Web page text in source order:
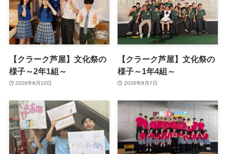
【クラーク芦屋】文化祭の
様子～2年1組～
2026年8月10日
【クラーク芦屋】文化祭の
様子～1年4組～
2026年8月7日